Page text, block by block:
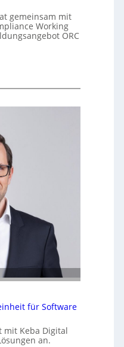
gemeinsam mit
Working
ORC
für Software
mit Keba Digital
an.